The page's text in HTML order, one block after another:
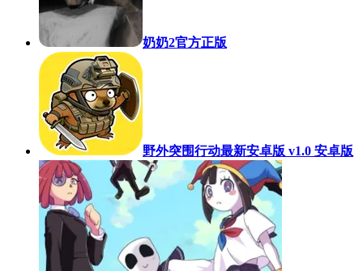
奶奶2官方正版
野外突围行动最新安卓版 v1.0 安卓版